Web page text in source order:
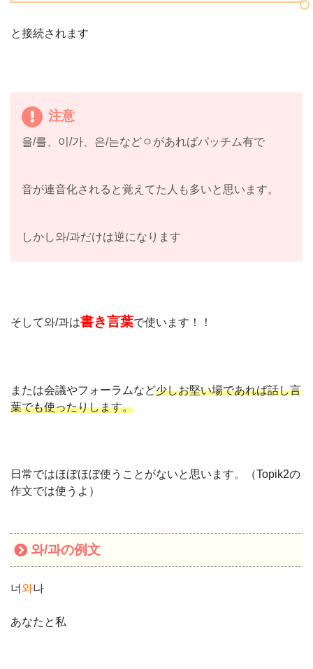
と接続されます
注意
을/를、이/가、은/는などㅇがあればパッチム有で
音が連音化されると覚えてた人も多いと思います。
しかし와/과だけは逆になります
そして와/과は書き言葉で使います！！
または会議やフォーラムなど少しお堅い場であれば話し言
葉でも使ったりします。
日常ではほぼほぼ使うことがないと思います。（Topik2の
作文では使うよ）
와/과の例文
너와나
あなたと私